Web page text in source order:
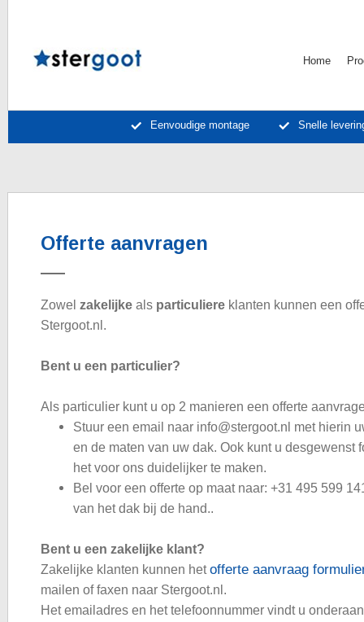
Home
Eenvoudige montage Snelle
Offerte aanvragen
Zowel zakelijke als particuliere klanten kunnen een
Stergoot.nl.
Bent u een particulier?
Als particulier kunt u op 2 manieren een offerte
Stuur een email naar info@stergoot.nl met hierin
en de maten van uw dak. Ook kunt u desgewenst
het voor ons duidelijker te maken.
Bel voor een offerte op maat naar: +31 495 599
van het dak bij de hand..
Bent u een zakelijke klant?
Zakelijke klanten kunnen hetofferte aanvraag
mailen of faxen naar Stergoot.nl.
Het emailadres en het telefoonnummer vindt u